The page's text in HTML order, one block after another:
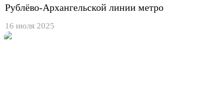
Рублёво-Архангельской линии метро
16 июля 2025